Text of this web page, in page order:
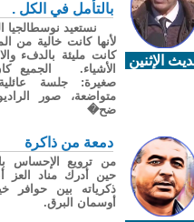
الإثنين
بالتأمل في الكل .
نستعيد نوسطالجيا
لأنها كانت خالية من
كانت مليئة بالدفء
الأشياء. الجميع
صغيرة: جلسة
متواضعة، صور
ضح�
دمعة من ذاكرة
من ترويع الإحساس
حين أدرك مناد العز
ذكرياته بين حوافر
أوسمان البرق.